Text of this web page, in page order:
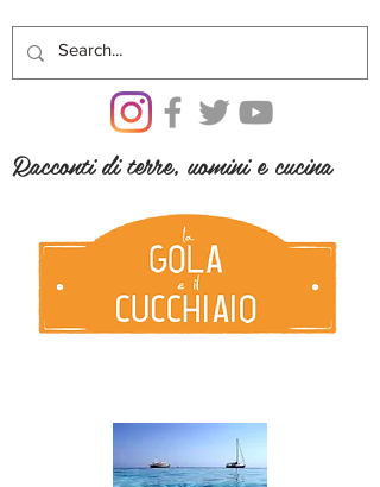
Racconti di terre, uomini e cucina